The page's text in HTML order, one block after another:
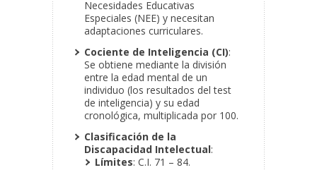
Necesidades Educativas
Especiales (NEE) y necesitan
adaptaciones curriculares.
Cociente de Inteligencia (CI):
Se obtiene mediante la división
entre la edad mental de un
individuo (los resultados del test
de inteligencia) y su edad
cronológica, multiplicada por 100.
Clasificación de la
Discapacidad Intelectual:
Límites: C.I. 71 – 84.